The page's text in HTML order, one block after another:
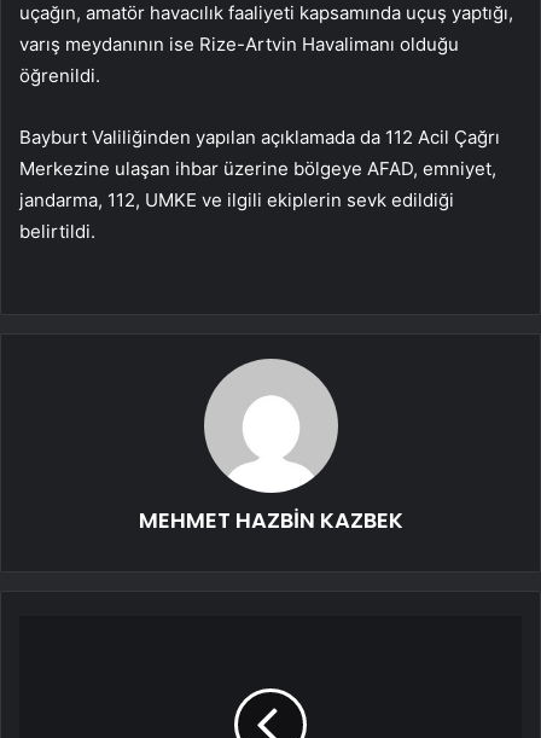
uçağın, amatör havacılık faaliyeti kapsamında uçuş yaptığı,
varış meydanının ise Rize-Artvin Havalimanı olduğu
öğrenildi.
Bayburt Valiliğinden yapılan açıklamada da 112 Acil Çağrı
Merkezine ulaşan ihbar üzerine bölgeye AFAD, emniyet,
jandarma, 112, UMKE ve ilgili ekiplerin sevk edildiği
belirtildi.
MEHMET HAZBİN KAZBEK